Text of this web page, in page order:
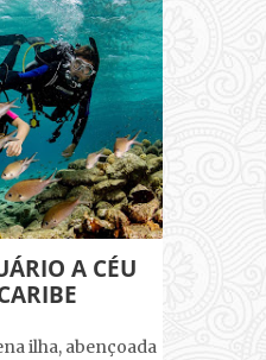
A CÉU
ilha, abençoada